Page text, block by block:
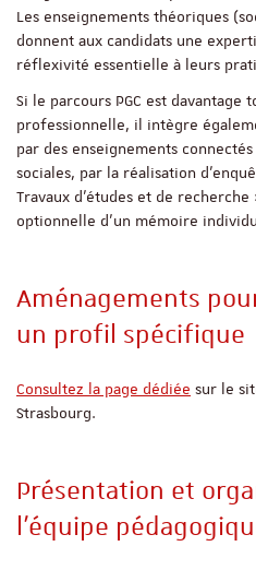
Les enseignements théoriques
donnent aux candidats une
réflexivité essentielle à leurs
Si le parcours PGC est davantage
professionnelle, il intègre
par des enseignements
sociales, par la réalisation
Travaux d’études et de
optionnelle d’un mémoire
Aménagements
un profil spécifique
Consultez la page dédiée sur le
Strasbourg.
Présentation et
l'équipe